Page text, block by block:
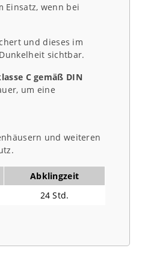
Einsatz, wenn bei
und dieses im
sichtbar.
C gemäß DIN
um eine
und weiteren
Abklingzeit
24 Std.